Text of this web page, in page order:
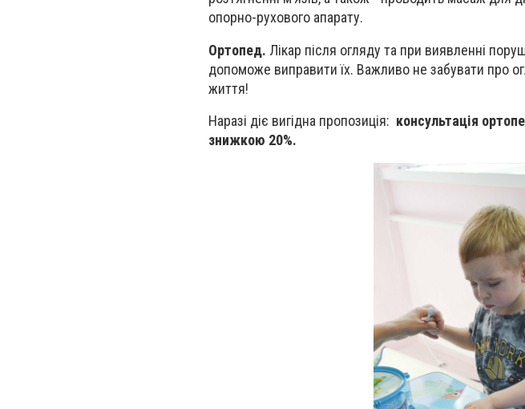
опорно-рухового апарату.
Ортопед. Лікар після огляду та при виявленні
допоможе виправити їх. Важливо не забувати про
життя!
Наразі діє вигідна пропозиція: консультація
знижкою 20%.